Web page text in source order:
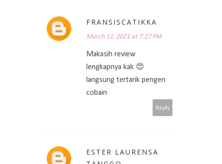
FRANSISCATIKKA
March 11, 2021 at 7:27 PM
Makasih review
lengkapnya kak 😍
langsung tertarik pengen
cobain
Reply
ESTER LAURENSA